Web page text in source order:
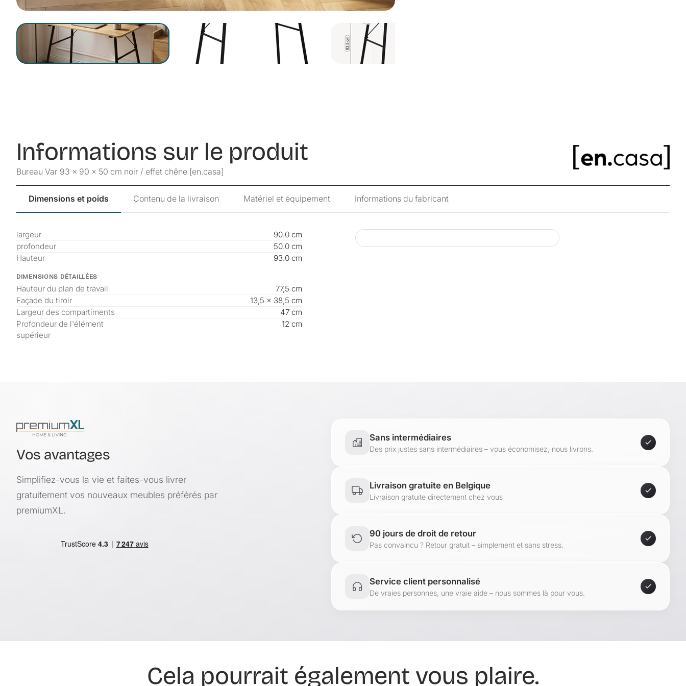
- piètement : acier
- plateau + rehausse : aggloméré
- piètement + rehausse : noir
1 x bureau
[en.casa]
Informations sur le produit
Bureau Var 93 x 90 x 50 cm noir / effet chêne [en.casa]
Dimensions et poids Contenu de la livraison Matériel et équipement Informations du fabricant
largeur
90.0 cm
profondeur
50.0 cm
Hauteur
93.0 cm
DIMENSIONS DÉTAILLÉES
Hauteur du plan de travail
77,5 cm
Façade du tiroir
13,5 × 38,5 cm
Largeur des compartiments
47 cm
Profondeur de l'élément
supérieur
12 cm
Vos avantages
Simplifiez-vous la vie et faites-vous livrer
gratuitement vos nouveaux meubles préférés par
premiumXL.
Sans intermédiaires
Des prix justes sans intermédiaires – vous économisez, nous livrons.
Livraison gratuite en Belgique
Livraison gratuite directement chez vous
90 jours de droit de retour
Pas convaincu ? Retour gratuit – simplement et sans stress.
Service client personnalisé
De vraies personnes, une vraie aide – nous sommes là pour vous.
Cela pourrait également vous plaire.